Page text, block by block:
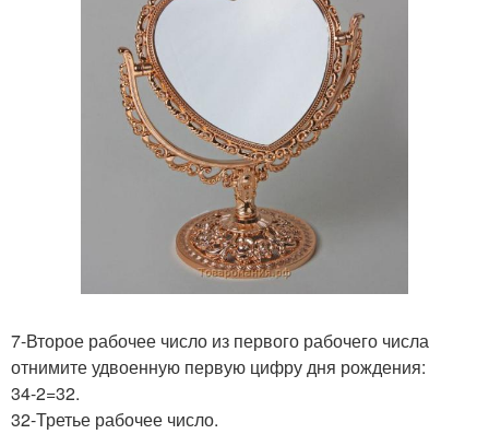
7-Второе рабочее число из первого рабочего числа
отнимите удвоенную первую цифру дня рождения:
34-2=32.
32-Третье рабочее число.